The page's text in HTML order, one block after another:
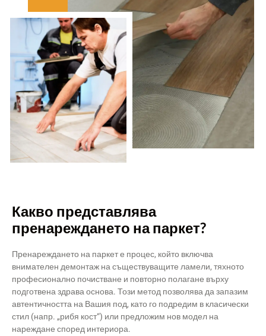
Какво представлява
пренареждането на паркет?
Пренареждането на паркет е процес, който включва
внимателен демонтаж на съществуващите ламели, тяхното
професионално почистване и повторно полагане върху
подготвена здрава основа. Този метод позволява да запазим
автентичността на Вашия под, като го подредим в класически
стил (напр. „рибя кост“) или предложим нов модел на
нареждане според интериора.